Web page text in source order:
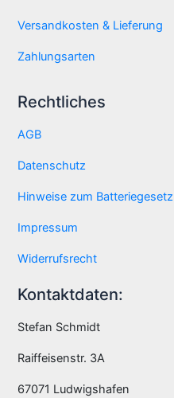
Versandkosten & Lieferung
Zahlungsarten
Rechtliches
AGB
Datenschutz
Hinweise zum Batteriegesetz
Impressum
Widerrufsrecht
Kontaktdaten:
Stefan Schmidt
Raiffeisenstr. 3A
67071 Ludwigshafen